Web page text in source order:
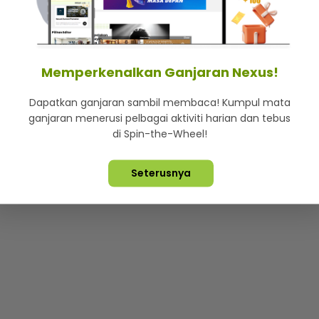
Lebih hot, viral dan sensasi
Terpelihara © 2026. Star Media Group Berhad [197101000523
Memperkenalkan Ganjaran Nexus!
Dapatkan ganjaran sambil membaca! Kumpul mata
ganjaran menerusi pelbagai aktiviti harian dan tebus
di Spin-the-Wheel!
Seterusnya